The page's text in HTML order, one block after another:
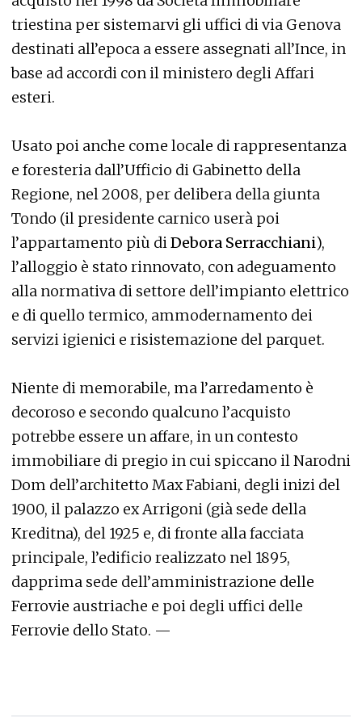
triestina per sistemarvi gli uffici di via Genova
destinati all’epoca a essere assegnati all’Ince, in
base ad accordi con il ministero degli Affari
esteri.
Usato poi anche come locale di rappresentanza
e foresteria dall’Ufficio di Gabinetto della
Regione, nel 2008, per delibera della giunta
Tondo (il presidente carnico userà poi
l’appartamento più diDebora Serracchiani),
l’alloggio è stato rinnovato, con adeguamento
alla normativa di settore dell’impianto elettrico
e di quello termico, ammodernamento dei
servizi igienici e risistemazione del parquet.
Niente di memorabile, ma l’arredamento è
decoroso e secondo qualcuno l’acquisto
potrebbe essere un affare, in un contesto
immobiliare di pregio in cui spiccano il Narodni
Dom dell’architetto Max Fabiani, degli inizi del
1900, il palazzo ex Arrigoni (già sede della
Kreditna), del 1925 e, di fronte alla facciata
principale, l’edificio realizzato nel 1895,
dapprima sede dell’amministrazione delle
Ferrovie austriache e poi degli uffici delle
Ferrovie dello Stato. —